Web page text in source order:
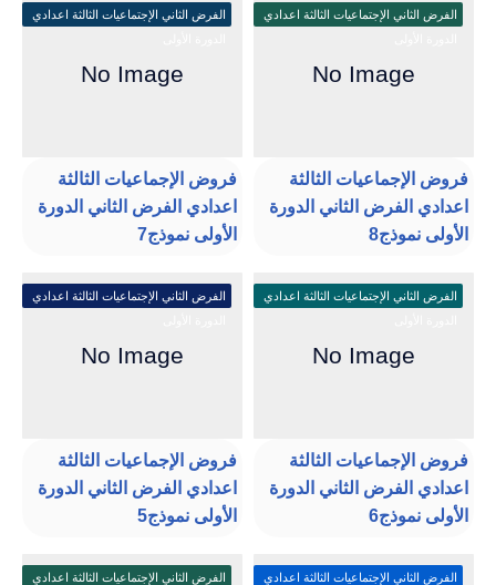
الفرض الثاني الإجتماعيات الثالثة اعدادي
فروض الإجماعيات الثالثة
اعدادي الفرض الثاني الدورة
الأولى نموذج8
الفرض الثاني الإجتماعيات الثالثة اعدادي
فروض الإجماعيات الثالثة
اعدادي الفرض الثاني الدورة
الأولى نموذج7
الفرض الثاني الإجتماعيات الثالثة اعدادي
فروض الإجماعيات الثالثة
اعدادي الفرض الثاني الدورة
الأولى نموذج6
الفرض الثاني الإجتماعيات الثالثة اعدادي
فروض الإجماعيات الثالثة
اعدادي الفرض الثاني الدورة
الأولى نموذج5
الفرض الثاني الإجتماعيات الثالثة اعدادي
الفرض الثاني الإجتماعيات الثالثة اعدادي